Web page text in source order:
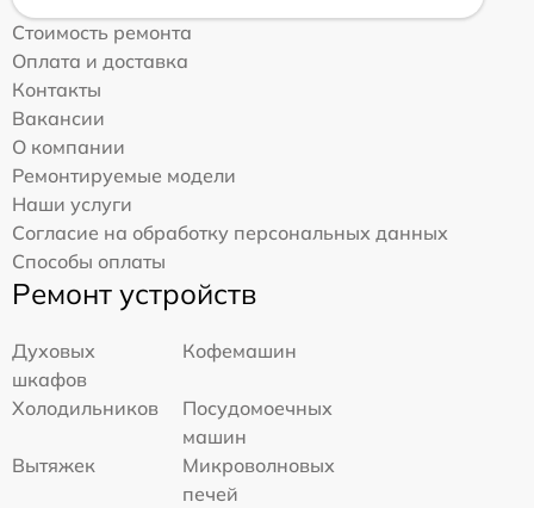
Стоимость ремонта
Оплата и доставка
Контакты
Вакансии
О компании
Ремонтируемые модели
Наши услуги
Согласие на обработку персональных данных
Способы оплаты
Ремонт устройств
Духовых
шкафов
Кофемашин
Холодильников
Посудомоечных
машин
Вытяжек
Микроволновых
печей